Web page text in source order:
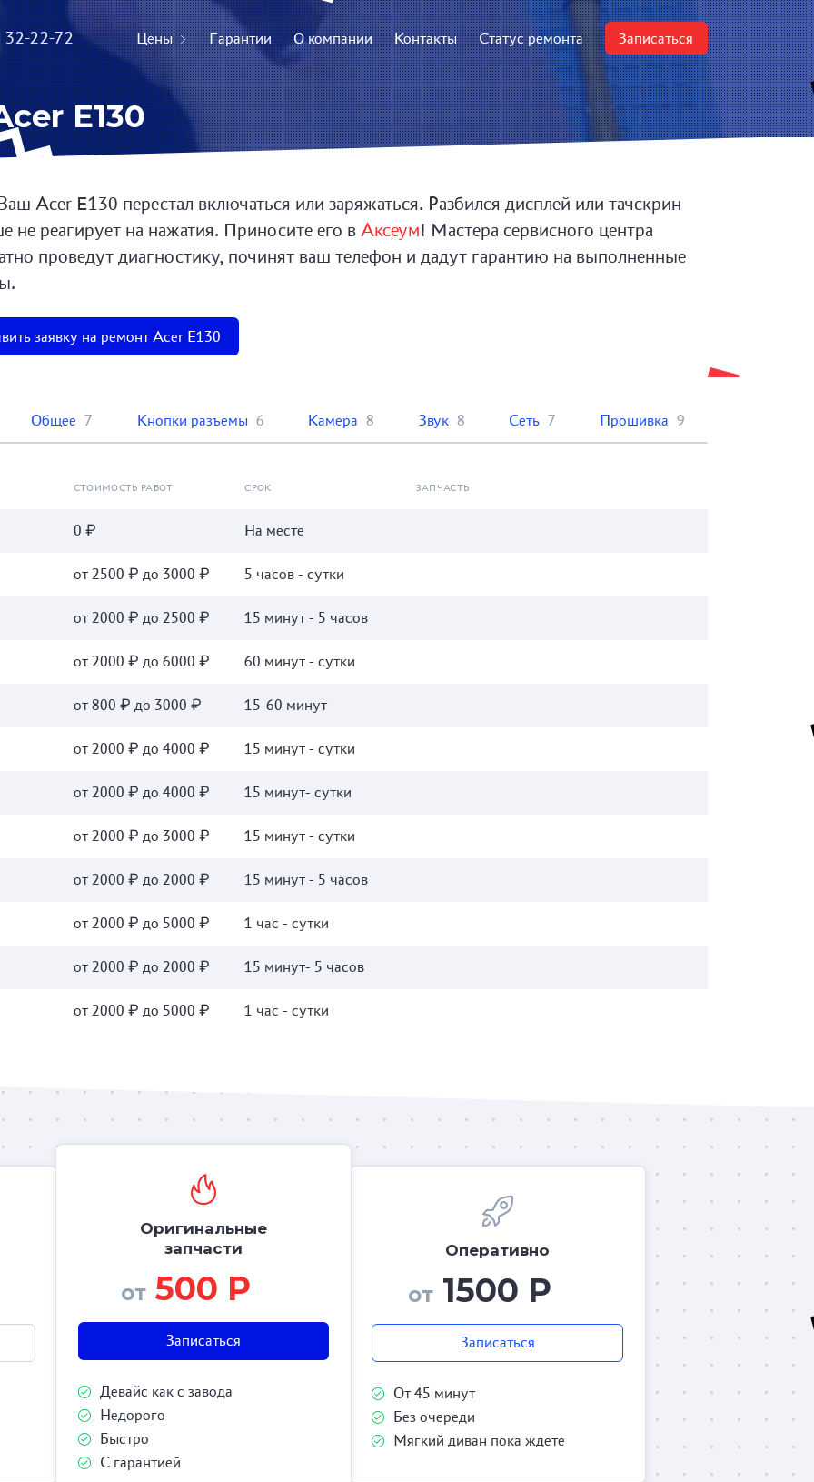
32-22-72 Цены Гарантии О компании Контакты Статус ремонта Записаться
E130
Acer E130 перестал включаться или заряжаться. Разбился дисплей или тачскрин
не реагирует на нажатия. Приносите его в Аксеум! Мастера сервисного центра
проведут диагностику, починят ваш телефон и дадут гарантию на выполненные
заявку на ремонт Acer E130
Общее 7 Кнопки разъемы 6 Камера 8 Звук 8 Сеть 7 Прошивка 9
СТОИМОСТЬ РАБОТ СРОК ЗАПЧАСТЬ
0 ₽ На месте
от 2500 ₽ до 3000 ₽ 5 часов - сутки
от 2000 ₽ до 2500 ₽ 15 минут - 5 часов
от 2000 ₽ до 6000 ₽ 60 минут - сутки
от 800 ₽ до 3000 ₽ 15-60 минут
от 2000 ₽ до 4000 ₽ 15 минут - сутки
от 2000 ₽ до 4000 ₽ 15 минут- сутки
от 2000 ₽ до 3000 ₽ 15 минут - сутки
от 2000 ₽ до 2000 ₽ 15 минут - 5 часов
от 2000 ₽ до 5000 ₽ 1 час - сутки
от 2000 ₽ до 2000 ₽ 15 минут- 5 часов
от 2000 ₽ до 5000 ₽ 1 час - сутки
Оригинальные
запчасти
от500 Р
Записаться
Девайс как с завода
Недорого
Быстро
С гарантией
Оперативно
от1500 Р
Записаться
От 45 минут
Без очереди
Мягкий диван пока ждете